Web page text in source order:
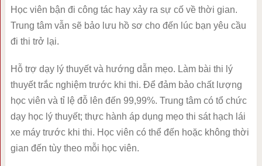
Học viên bận đi công tác hay xảy ra sự cố về thời gian.
Trung tâm vẫn sẽ bảo lưu hồ sơ cho đến lúc bạn yêu cầu
đi thi trở lại.
Hỗ trợ dạy lý thuyết và hướng dẫn mẹo. Làm bài thi lý
thuyết trắc nghiệm trước khi thi. Để đảm bảo chất lượng
học viên và tỉ lệ đỗ lên đến 99,99%. Trung tâm có tổ chức
dạy học lý thuyết; thực hành áp dụng mẹo thi sát hạch lái
xe máy trước khi thi. Học viên có thể đến hoặc không thời
gian đến tùy theo mỗi học viên.